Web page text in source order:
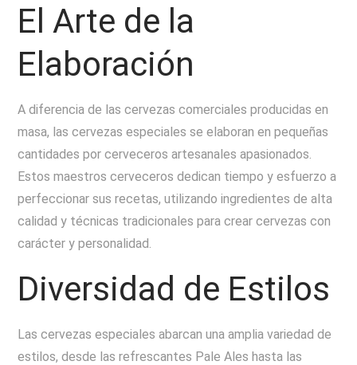
El Arte de la
Elaboración
A diferencia de las cervezas comerciales producidas en
masa, las cervezas especiales se elaboran en pequeñas
cantidades por cerveceros artesanales apasionados.
Estos maestros cerveceros dedican tiempo y esfuerzo a
perfeccionar sus recetas, utilizando ingredientes de alta
calidad y técnicas tradicionales para crear cervezas con
carácter y personalidad.
Diversidad de Estilos
Las cervezas especiales abarcan una amplia variedad de
estilos, desde las refrescantes Pale Ales hasta las